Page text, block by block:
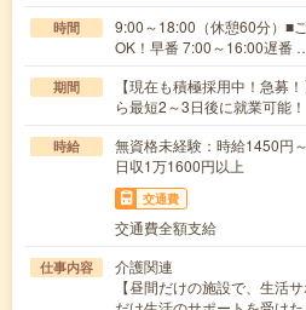
時間
9:00～18:00（休憩60分）■
OK！早番 7:00～16:00遅番
期間
【現在も積極採用中！急募
ら最短2～3日後に就業可能！
時給
無資格未経験：時給1450
日収1万1600円以上
交通費
交通費全額支給
仕事内容
介護関連
【昼間だけの施設で、生活